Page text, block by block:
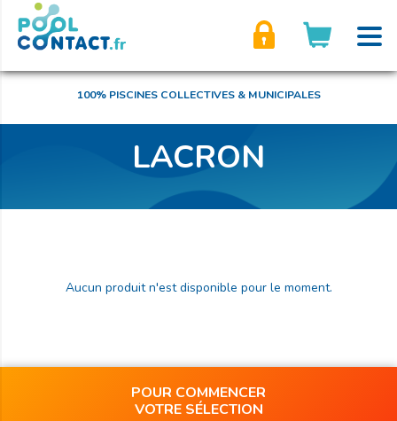
100% PISCINES COLLECTIVES & MUNICIPALES
LACRON
Aucun produit n'est disponible pour le moment.
POUR COMMENCER
VOTRE SÉLECTION